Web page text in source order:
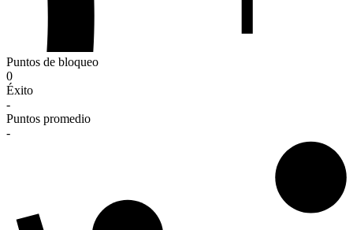
Puntos de bloqueo
0
Éxito
-
Puntos promedio
-